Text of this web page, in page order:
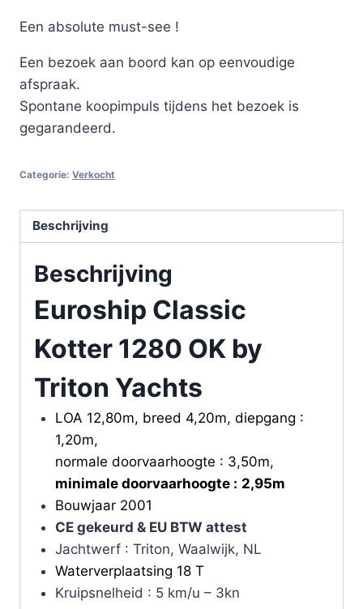
Een absolute must-see !
Een bezoek aan boord kan op eenvoudige
afspraak.
Spontane koopimpuls tijdens het bezoek is
gegarandeerd.
Categorie: Verkocht
Beschrijving
Beschrijving
Euroship Classic
Kotter 1280 OK by
Triton Yachts
LOA 12,80m, breed 4,20m, diepgang :
1,20m,
normale doorvaarhoogte : 3,50m,
minimale doorvaarhoogte : 2,95m
Bouwjaar 2001
CE gekeurd & EU BTW attest
Jachtwerf : Triton, Waalwijk, NL
Waterverplaatsing 18 T
Kruipsnelheid : 5 km/u – 3kn